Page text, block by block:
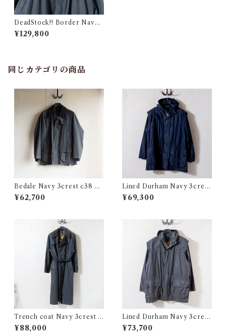
DeadStock!! Border Navy
3crest c48 @1988 e2284c
¥129,800
同じカテゴリの商品
Bedale Navy 3crest c38 @1
990 e1605c
¥62,700
Lined Durham Navy 3crest
c38 @1990s e3214c
¥69,300
Trench coat Navy 3crest c
42 @1993 e2527c
¥88,000
Lined Durham Navy 3crest
c44 @1993 e3271c
¥73,700